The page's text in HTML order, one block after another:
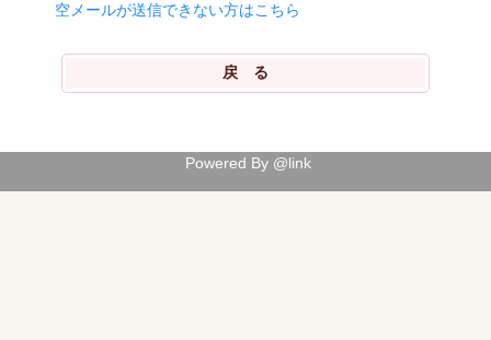
空メールが送信できない方はこちら
Powered By @link